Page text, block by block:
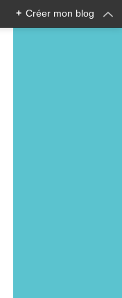
+ Créer mon blog